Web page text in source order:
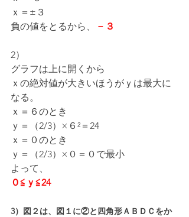
ｘ＝±３
負の値をとるから、
－３
2）
グラフは上に開くから
ｘの絶対値が大きいほうがｙは最大に
なる。
ｘ＝６のとき
ｙ＝（2/3）×６²＝24
ｘ＝０のとき
ｙ＝（2/3）×０＝０で最小
よって、
０≦ｙ≦24
3）図２は、図１に②と四角形ＡＢＤＣをか